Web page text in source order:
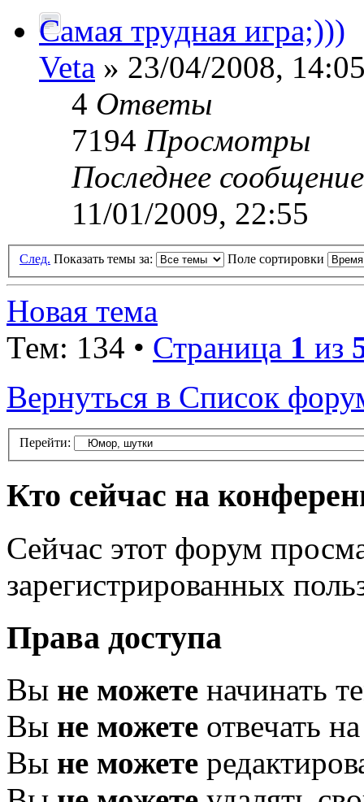
Самая трудная игра;)))
Veta » 23/04/2008,
4 Ответы
7194 Просмотры
Последнее
11/01/2009, 22:55
След. Показать темы за: Поле сортировки
Новая тема
Тем: 134 • Страница 1 из
Вернуться в Список
Перейти:
Кто сейчас на
Сейчас этот форум
зарегистрированных
Права доступа
Вы не можете начинать
Вы не можете отвечать
Вы не можете